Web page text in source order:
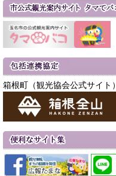
箱根町（観光協会公式サイト）